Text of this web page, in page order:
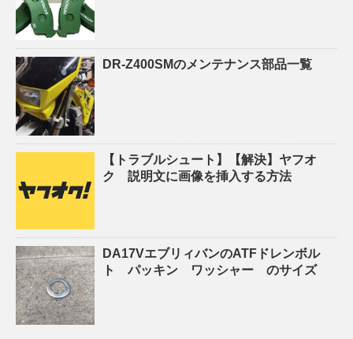
DR-Z400SMのメンテナンス部品一覧
【トラブルシュート】【解決】ヤフオ
ク 説明文に画像を挿入する方法
DA17VエブリィバンのATFドレンボル
ト パッキン ワッシャー のサイズ